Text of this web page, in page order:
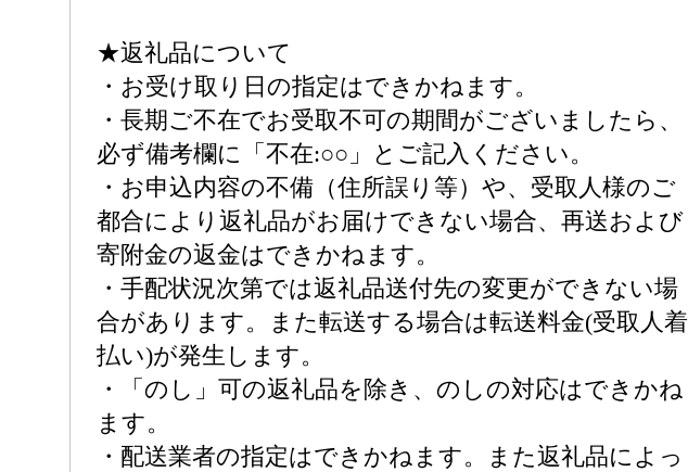
★返礼品について
・お受け取り日の指定はできかねます。
・長期ご不在でお受取不可の期間がございましたら、
必ず備考欄に「不在:○○」とご記入ください。
・お申込内容の不備（住所誤り等）や、受取人様のご
都合により返礼品がお届けできない場合、再送および
寄附金の返金はできかねます。
・手配状況次第では返礼品送付先の変更ができない場
合があります。また転送する場合は転送料金(受取人着
払い)が発生します。
・「のし」可の返礼品を除き、のしの対応はできかね
ます。
・配送業者の指定はできかねます。また返礼品によっ